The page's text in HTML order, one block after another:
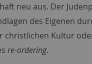
neu aus. Der
des Eigenen
christlichen Kultur
re-ordering.